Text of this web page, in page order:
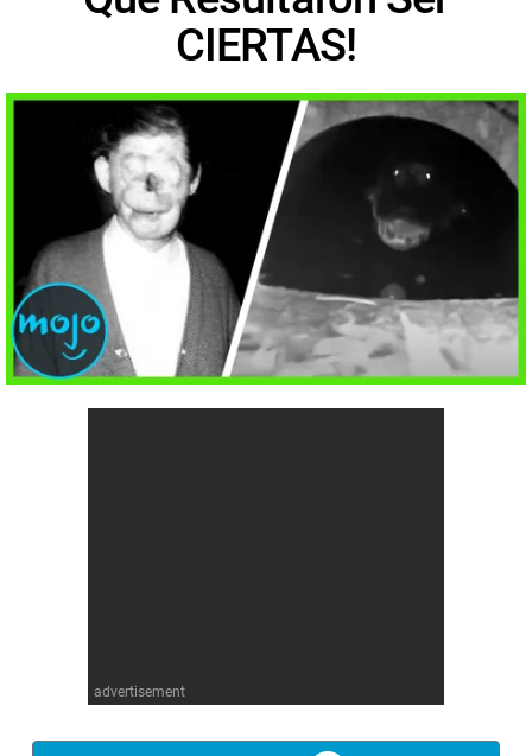
Celebrodades
Videojuegos
Anime
Cultura Pop
Celebrodades
Videojuegos
Cómics
Anime
Cultura Pop
CIERTAS!
advertisement